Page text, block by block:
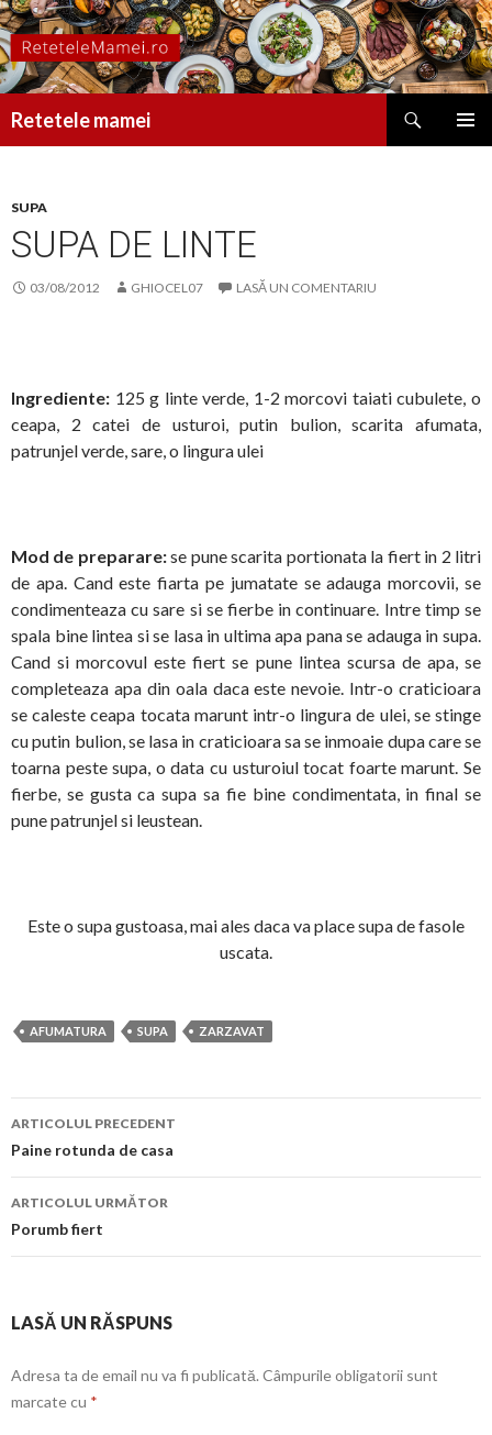
Retetele mamei
SUPA
SUPA DE LINTE
03/08/2012 GHIOCEL07 LASĂ UN COMENTARIU
Ingrediente: 125 g linte verde, 1-2 morcovi taiati cubulete, o
ceapa, 2 catei de usturoi, putin bulion, scarita afumata,
patrunjel verde, sare, o lingura ulei
Mod de preparare:se pune scarita portionata la fiert in 2 litri
de apa. Cand este fiarta pe jumatate se adauga morcovii, se
condimenteaza cu sare si se fierbe in continuare. Intre timp se
spala bine lintea si se lasa in ultima apa pana se adauga in supa.
Cand si morcovul este fiert se pune lintea scursa de apa, se
completeaza apa din oala daca este nevoie. Intr-o craticioara
se caleste ceapa tocata marunt intr-o lingura de ulei, se stinge
cu putin bulion, se lasa in craticioara sa se inmoaie dupa care se
toarna peste supa, o data cu usturoiul tocat foarte marunt. Se
fierbe, se gusta ca supa sa fie bine condimentata, in final se
pune patrunjel si leustean.
Este o supa gustoasa, mai ales daca va place supa de fasole
uscata.
AFUMATURA SUPA ZARZAVAT
Navigare
în
articol
ARTICOLUL PRECEDENT
Paine rotunda de casa
ARTICOLUL URMĂTOR
Porumb fiert
LASĂ UN RĂSPUNS
Adresa ta de email nu va fi publicată. Câmpurile obligatorii sunt
marcate cu *